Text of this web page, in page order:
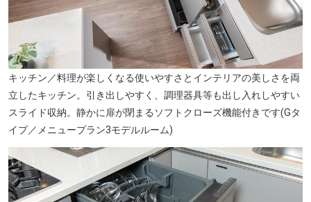
東よさみ幼稚園(徒歩1分・約70m)
キッチン／料理が楽しくなる使いやすさとインテリアの美しさを両
立したキッチン。引き出しやすく、調理器具等も出し入れしやすい
スライド収納。静かに扉が閉まるソフトクローズ機能付きです(Gタ
イプ／メニュープラン3モデルルーム)